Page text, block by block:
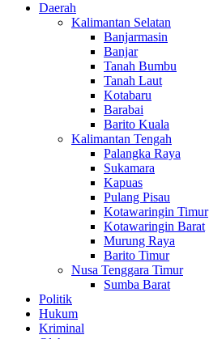
Daerah
Kalimantan Selatan
Banjarmasin
Banjar
Tanah Bumbu
Tanah Laut
Kotabaru
Barabai
Barito Kuala
Kalimantan Tengah
Palangka Raya
Sukamara
Kapuas
Pulang Pisau
Kotawaringin Timur
Kotawaringin Barat
Murung Raya
Barito Timur
Nusa Tenggara Timur
Sumba Barat
Politik
Hukum
Kriminal